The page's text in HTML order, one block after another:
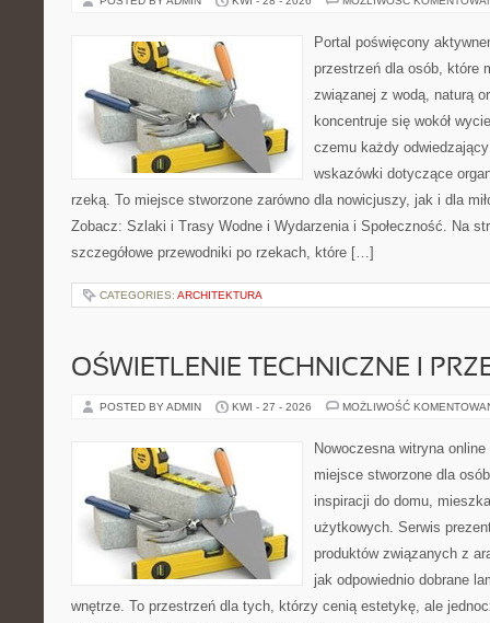
Portal poświęcony
przestrzeń dla osób, które
związanej z wodą, naturą
koncentruje się wokół
czemu każdy
wskazówki dotyczące
rzeką. To miejsce stworzone zarówno dla nowicjuszy, jak i dla
Zobacz: Szlaki i Trasy Wodne i Wydarzenia i Społeczność. Na
szczegółowe przewodniki po rzekach, które […]
CATEGORIES: ARCHITEKTURA
OŚWIETLENIE TECHNICZNE I
POSTED BY ADMIN KWI - 27 - 2026 MOŻLIWOŚĆ
Nowoczesna witryna
miejsce stworzone dla
inspiracji do domu,
użytkowych. Serwis
produktów związanych z
jak odpowiednio dobrane
wnętrze. To przestrzeń dla tych, którzy cenią estetykę, ale